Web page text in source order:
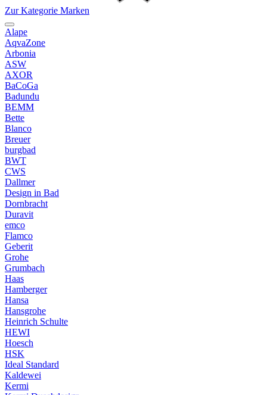
Zur Kategorie Marken
Alape
AqvaZone
Arbonia
ASW
AXOR
BaCoGa
Badundu
BEMM
Bette
Blanco
Breuer
burgbad
BWT
CWS
Dallmer
Design in Bad
Dornbracht
Duravit
emco
Flamco
Geberit
Grohe
Grumbach
Haas
Hamberger
Hansa
Hansgrohe
Heinrich Schulte
HEWI
Hoesch
HSK
Ideal Standard
Kaldewei
Kermi